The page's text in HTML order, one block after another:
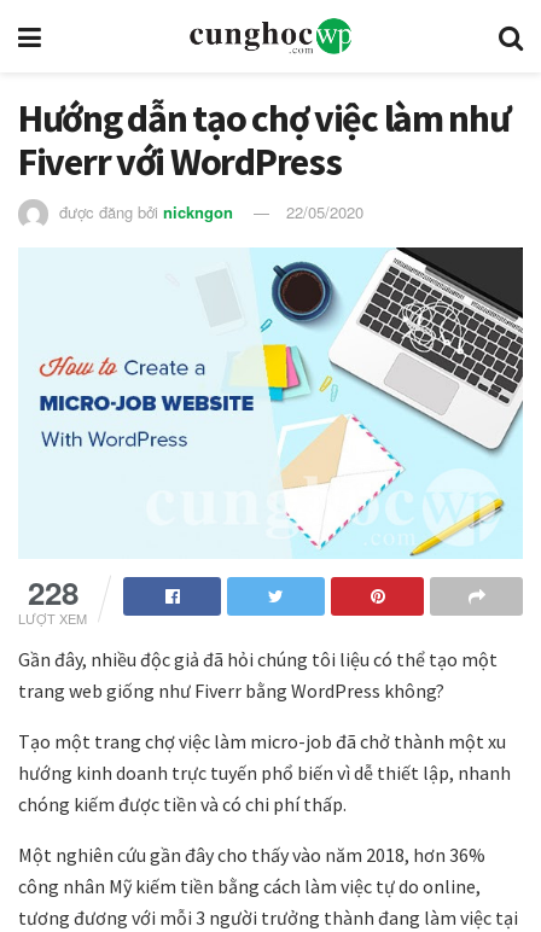
Hướng dẫn tạo chợ việc làm như
Fiverr với WordPress
được đăng bởi nickngon 22/05/2020
228
LƯỢT XEM
Gần đây, nhiều độc giả đã hỏi chúng tôi liệu có thể tạo một
trang web giống như Fiverr bằng WordPress không?
Tạo một trang chợ việc làm micro-job đã chở thành một xu
hướng kinh doanh trực tuyến phổ biến vì dễ thiết lập, nhanh
chóng kiếm được tiền và có chi phí thấp.
Một nghiên cứu gần đâycho thấy vào năm 2018, hơn 36%
công nhân Mỹ kiếm tiền bằng cách làm việc tự do online,
tương đương với mỗi 3 người trưởng thành đang làm việc tại